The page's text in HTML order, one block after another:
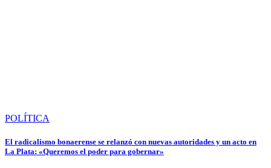
POLÍTICA
El radicalismo bonaerense se relanzó con nuevas autoridades y un acto en
La Plata: «Queremos el poder para gobernar»